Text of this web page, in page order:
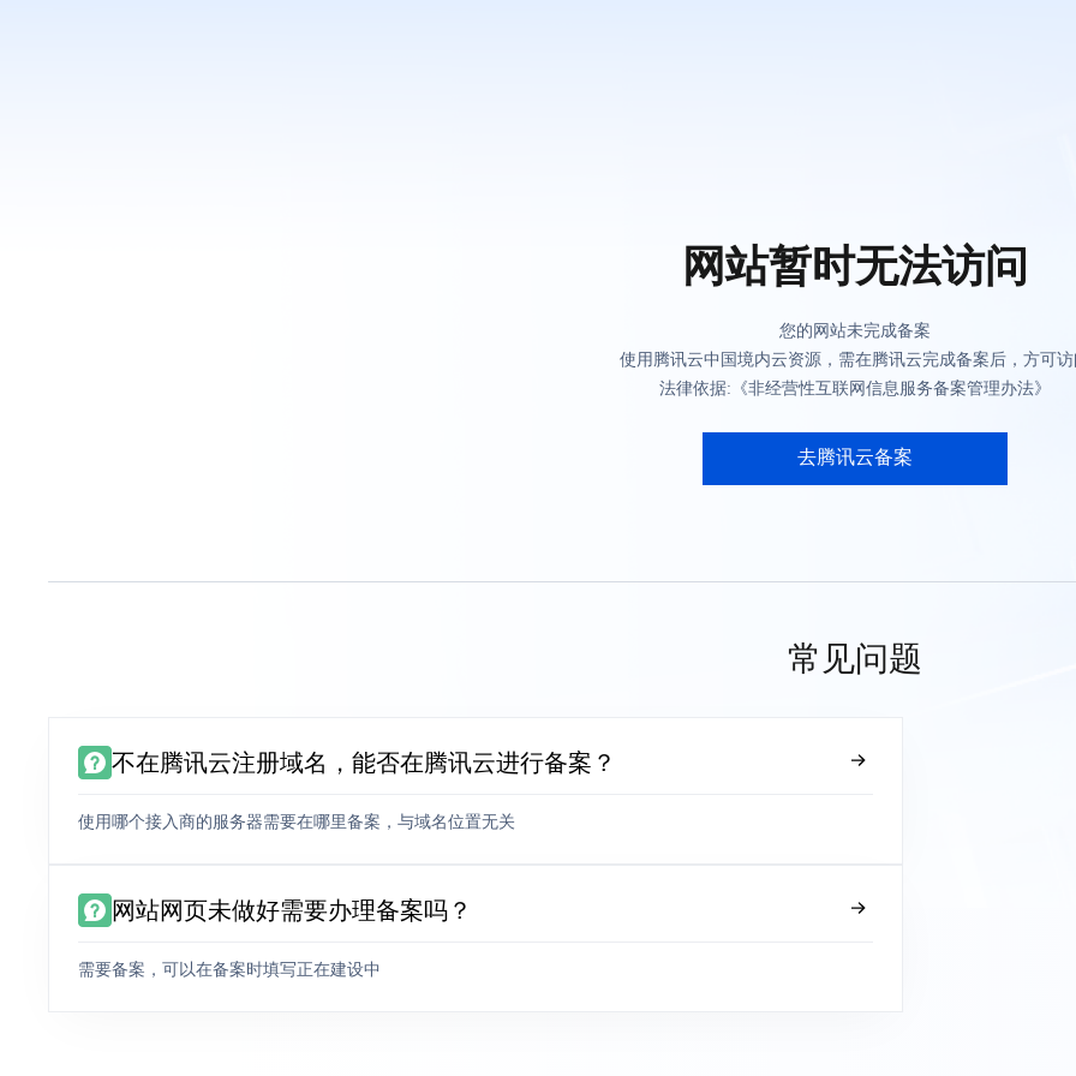
网站暂时无法访问
您的网站未完成备案
使用腾讯云中国境内云资源，需在腾讯云完成备案后，方可
法律依据:《非经营性互联网信息服务备案管理办法》
去腾讯云备案
常见问题
不在腾讯云注册域名，能否在腾讯云进行备案？
使用哪个接入商的服务器需要在哪里备案，与域名位置无关
网站网页未做好需要办理备案吗？
需要备案，可以在备案时填写正在建设中